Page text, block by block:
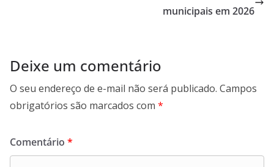
municipais em 2026
Deixe um comentário
O seu endereço de e-mail não será publicado. Campos
obrigatórios são marcados com *
Comentário *